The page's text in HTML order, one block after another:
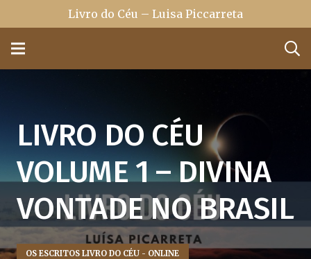
Livro do Céu – Luisa Piccarreta
LIVRO DO CÉU
VOLUME 1 – DIVINA
VONTADE NO BRASIL
OS ESCRITOS LIVRO DO CÉU - ONLINE